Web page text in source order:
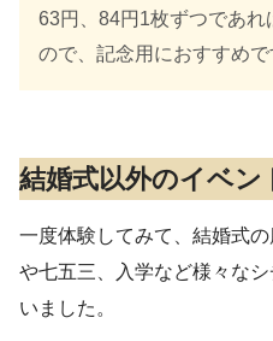
63円、84円1枚ずつであれ
ので、記念用におすすめで
結婚式以外のイベン
一度体験してみて、結婚式
や七五三、入学など様々な
いました。